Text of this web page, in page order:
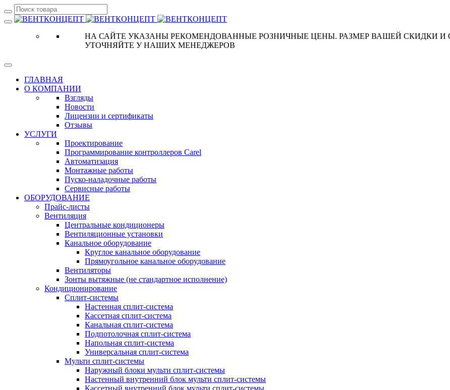
НА САЙТЕ УКАЗАНЫ РЕКОМЕНДОВАННЫЕ РОЗНИЧНЫЕ ЦЕНЫ. РАЗМЕР ВАШЕЙ СКИДКИ
УТОЧНЯЙТЕ У НАШИХ МЕНЕДЖЕРОВ
ГЛАВНАЯ
О КОМПАНИИ
Взгляды
Новости
Лицензии и сертификаты
Отзывы
УСЛУГИ
Проектирование
Программирование контроллеров Carel
Автоматизация
Монтажные работы
Пуско-наладочные работы
Сервисные работы
ОБОРУДОВАНИЕ
Прайс-листы
Вентиляция
Центральные кондиционеры
Вентиляционные установки
Канальное оборудование
Круглое канальное оборудование
Прямоугольное канальное оборудование
Вентиляторы
Зонты вытяжные (не стандартное исполнение)
Кондиционирование
Сплит-системы
Настенная сплит-система
Кассетная сплит-система
Канальная сплит-система
Подпотолочная сплит-система
Напольная сплит-система
Универсальная сплит-система
Мульти сплит-системы
Наружный блоки мульти сплит-системы
Настенный внутренний блок мульти сплит-системы
Кассетный внутренний блок мульти сплит-системы